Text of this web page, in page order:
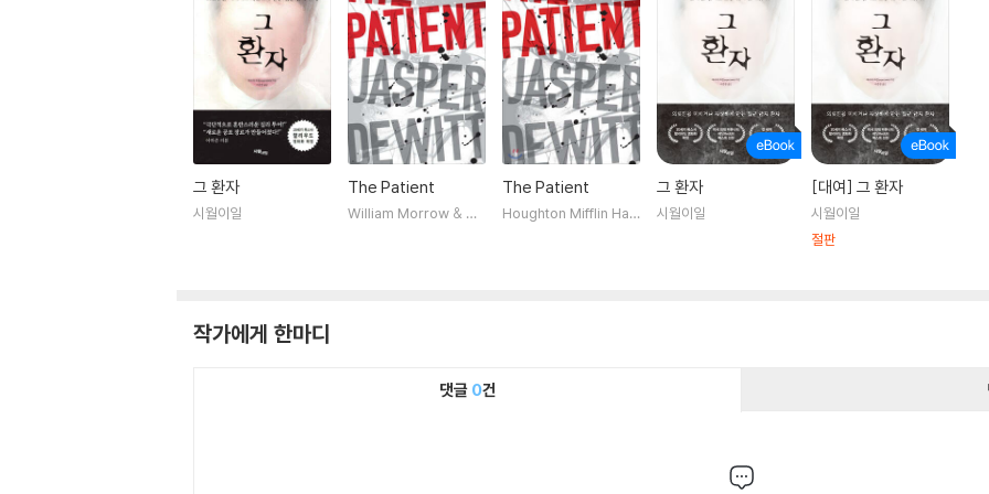
그 환자
시월이일
The Patient
William Morrow & Co
The Patient
Houghton Mifflin Har
그 환자
시월이일
[대여] 그 환자
시월이일
절판
작가에게 한마디
댓글 0건